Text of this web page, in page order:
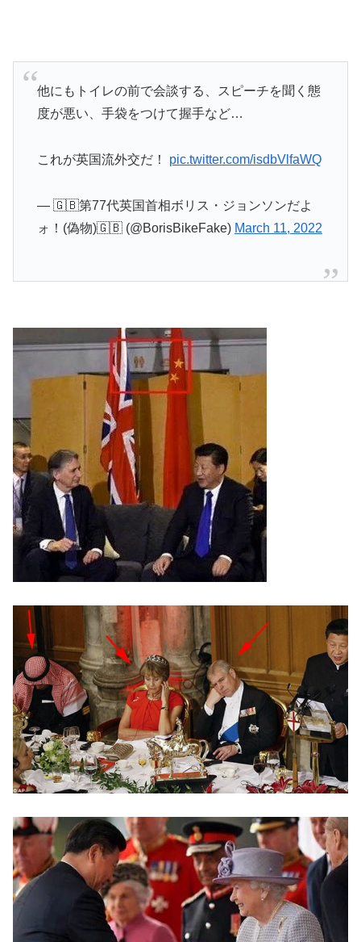
他にもトイレの前で会談する、スピーチを聞く態
度が悪い、手袋をつけて握手など…
これが英国流外交だ！ pic.twitter.com/isdbVlfaWQ
— 🇬🇧第77代英国首相ボリス・ジョンソンだよ
ォ！(偽物)🇬🇧 (@BorisBikeFake) March 11, 2022